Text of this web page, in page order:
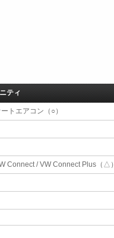
ティ
ートエアコン（○）
Connect / VW Connect Plus（△）